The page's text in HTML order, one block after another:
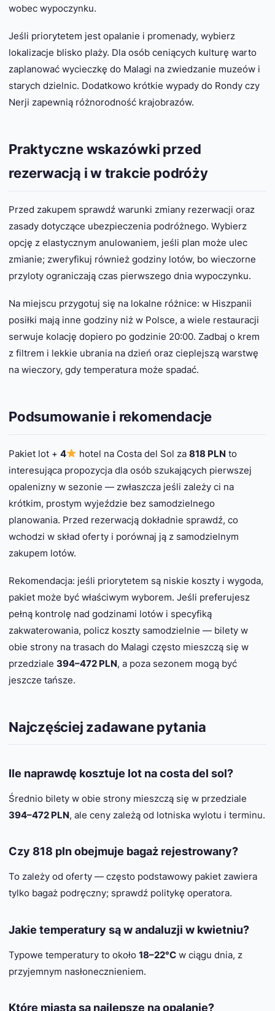
wobec wypoczynku.
Jeśli priorytetem jest opalanie i promenady, wybierz
lokalizacje blisko plaży. Dla osób ceniących kulturę warto
zaplanować wycieczkę do Malagi na zwiedzanie muzeów i
starych dzielnic. Dodatkowo krótkie wypady do Rondy czy
Nerji zapewnią różnorodność krajobrazów.
Praktyczne wskazówki przed
rezerwacją i w trakcie podróży
Przed zakupem sprawdź warunki zmiany rezerwacji oraz
zasady dotyczące ubezpieczenia podróżnego. Wybierz
opcję z elastycznym anulowaniem, jeśli plan może ulec
zmianie; zweryfikuj również godziny lotów, bo wieczorne
przyloty ograniczają czas pierwszego dnia wypoczynku.
Na miejscu przygotuj się na lokalne różnice: w Hiszpanii
posiłki mają inne godziny niż w Polsce, a wiele restauracji
serwuje kolację dopiero po godzinie 20:00. Zadbaj o krem
z filtrem i lekkie ubrania na dzień oraz cieplejszą warstwę
na wieczory, gdy temperatura może spadać.
Podsumowanie i rekomendacje
Pakiet lot + 4 hotel na Costa del Sol za818 PLN to
interesująca propozycja dla osób szukających pierwszej
opalenizny w sezonie — zwłaszcza jeśli zależy ci na
krótkim, prostym wyjeździe bez samodzielnego
planowania. Przed rezerwacją dokładnie sprawdź, co
wchodzi w skład oferty i porównaj ją z samodzielnym
zakupem lotów.
Rekomendacja: jeśli priorytetem są niskie koszty i wygoda,
pakiet może być właściwym wyborem. Jeśli preferujesz
pełną kontrolę nad godzinami lotów i specyfiką
zakwaterowania, policz koszty samodzielnie — bilety w
obie strony na trasach do Malagi często mieszczą się w
przedziale 394–472 PLN, a poza sezonem mogą być
jeszcze tańsze.
Najczęściej zadawane pytania
Ile naprawdę kosztuje lot na costa del sol?
Średnio bilety w obie strony mieszczą się w przedziale
394–472 PLN, ale ceny zależą od lotniska wylotu i terminu.
Czy 818 pln obejmuje bagaż rejestrowany?
To zależy od oferty — często podstawowy pakiet zawiera
tylko bagaż podręczny; sprawdź politykę operatora.
Jakie temperatury są w andaluzji w kwietniu?
Typowe temperatury to około 18–22°C w ciągu dnia, z
przyjemnym nasłonecznieniem.
Które miasta są najlepsze na opalanie?